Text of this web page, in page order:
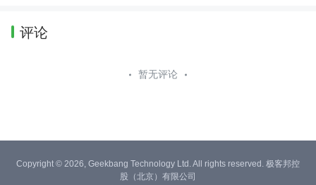
评论
暂无评论
Copyright © 2026, Geekbang Technology Ltd. All rights reserved. 极客邦控
股（北京）有限公司